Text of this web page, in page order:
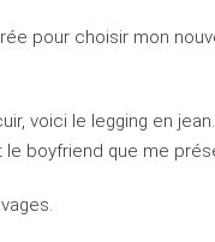
pour choisir mon
voici le legging en
boyfriend que me